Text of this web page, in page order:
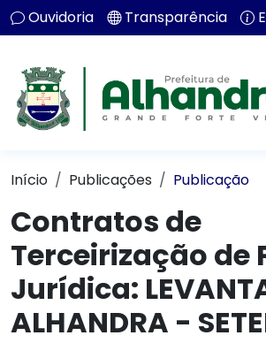
Ouvidoria Transparência
Início Publicações Publicação
Contratos de
Terceirização de
Jurídica:
ALHANDRA -